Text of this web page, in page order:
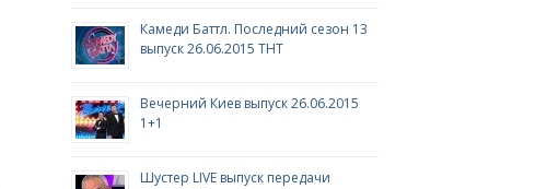
Камеди Баттл. Последний сезон 13
выпуск 26.06.2015 ТНТ
Вечерний Киев выпуск 26.06.2015
1+1
Шустер LIVE выпуск передачи